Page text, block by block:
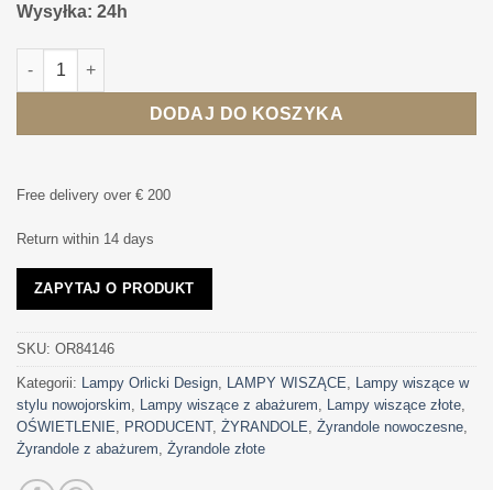
Wysyłka: 24h
ilość LAMPA WISZĄCA STANZA GOLD/NERO M złota oprawa
DODAJ DO KOSZYKA
Free delivery over € 200
Return within 14 days
ZAPYTAJ O PRODUKT
SKU: OR84146
Kategorii: Lampy Orlicki Design LAMPY WISZĄCE
Lampy wiszące w
stylu nowojorskim
Lampy wiszące z abażurem Lampy wiszące złote
OŚWIETLENIE
PRODUCENT, ŻYRANDOLE Żyrandole nowoczesne
Żyrandole z abażurem Żyrandole złote